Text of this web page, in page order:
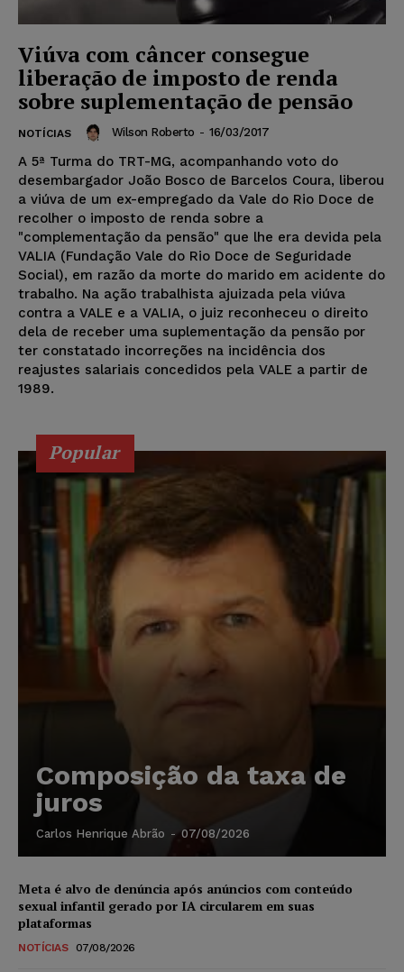
Viúva com câncer consegue
liberação de imposto de renda
sobre suplementação de pensão
NOTÍCIAS Wilson Roberto - 16/03/2017
A 5ª Turma do TRT-MG, acompanhando voto do
desembargador João Bosco de Barcelos Coura, liberou
a viúva de um ex-empregado da Vale do Rio Doce de
recolher o imposto de renda sobre a
"complementação da pensão" que lhe era devida pela
VALIA (Fundação Vale do Rio Doce de Seguridade
Social), em razão da morte do marido em acidente do
trabalho. Na ação trabalhista ajuizada pela viúva
contra a VALE e a VALIA, o juiz reconheceu o direito
dela de receber uma suplementação da pensão por
ter constatado incorreções na incidência dos
reajustes salariais concedidos pela VALE a partir de
1989.
Popular
Composição da taxa de
juros
Carlos Henrique Abrão - 07/08/2026
Meta é alvo de denúncia após anúncios com conteúdo
sexual infantil gerado por IA circularem em suas
plataformas
NOTÍCIAS 07/08/2026